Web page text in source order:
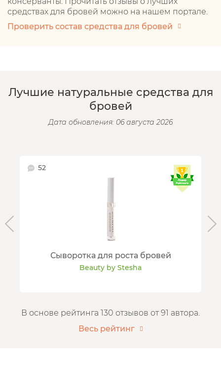
средствах для бровей можно на нашем портале.
Проверить состав средства для бровей
Лучшие натуральные средства для
бровей
Дата обновления: 06 августа 2026
52
Сыворотка для роста бровей
Beauty by Stesha
В основе рейтинга 130 отзывов от 91 автора.
Весь рейтинг